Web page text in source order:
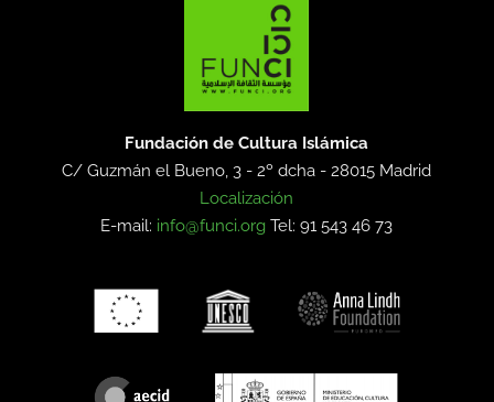
Fundación de Cultura Islámica
C/ Guzmán el Bueno, 3 - 2º dcha -28015 Madrid
Localización
E-mail: info@funci.org Tel: 91 543 46 73